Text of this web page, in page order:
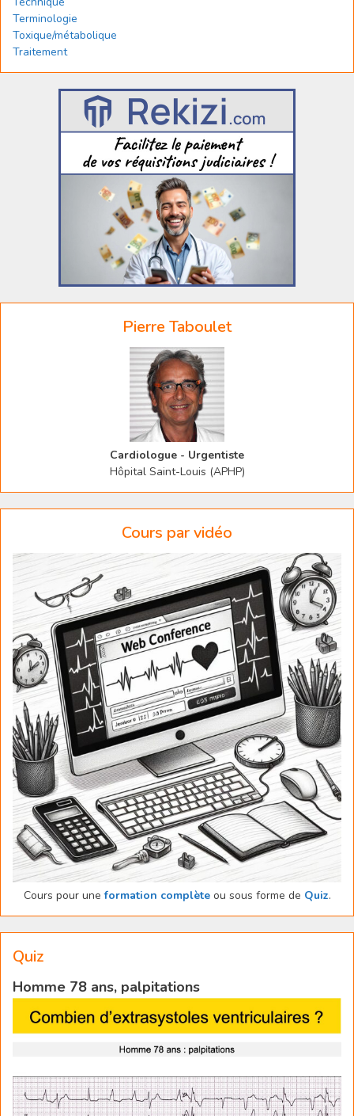
Terminologie
Toxique/métabolique
Traitement
Pierre Taboulet
Cardiologue - Urgentiste
Hôpital Saint-Louis (APHP)
Cours par vidéo
Cours pour uneformation complèteou sous forme de Quiz.
Quiz
Homme 78 ans, palpitations